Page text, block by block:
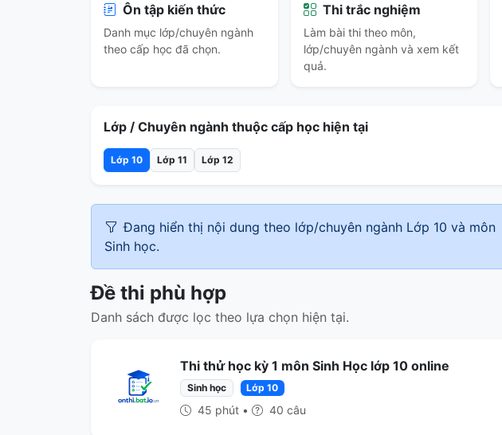
Ôn tập kiến thức
Danh mục lớp/chuyên ngành
theo cấp học đã chọn.
Thi trắc nghiệm
Làm bài thi theo môn,
lớp/chuyên ngành và xem kết
quả.
Lớp / Chuyên ngành thuộc cấp học hiện tại
Lớp 10 Lớp 11 Lớp 12
Đang hiển thị nội dung theo lớp/chuyên ngành Lớp 10 và môn
Sinh học.
Đề thi phù hợp
Danh sách được lọc theo lựa chọn hiện tại.
Thi thử học kỳ 1 môn Sinh Học lớp 10 online
Sinh học Lớp 10
45 phút • 40 câu